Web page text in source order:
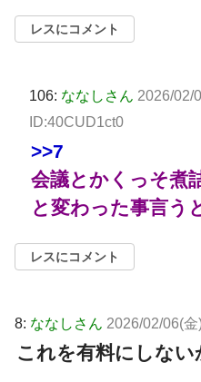
レスにコメント
106: ななしさん 2026/02/
ID:40CUD1ct0
>>7
会議とかくっそ煮
と変わった事言う
レスにコメント
8: ななしさん 2026/02/06(
これを有料にしない